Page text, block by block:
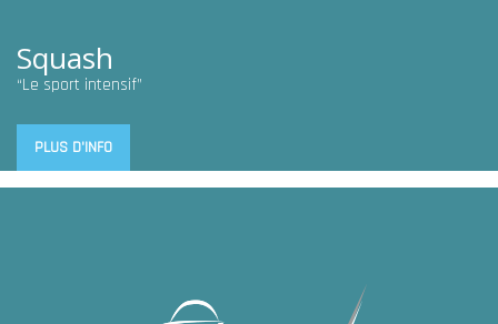
Squash
“Le sport intensif”
PLUS D'INFO